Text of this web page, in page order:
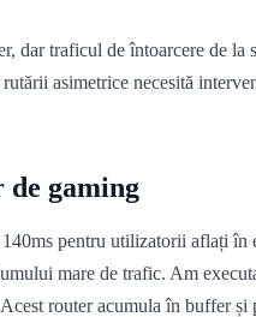
traficul de întoarcere de
asimetrice necesită
de gaming
pentru utilizatorii aflați
mare de trafic. Am
router acumula în buffer